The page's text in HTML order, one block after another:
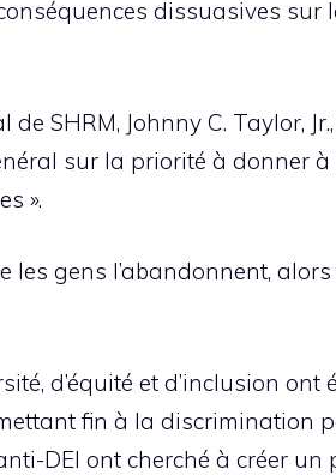
dissuasives sur
SHRM, Johnny C. Taylor,
sur la priorité à donner
».
les gens l’abandonnent,
d’équité et d’inclusion ont
fin à la discrimination
DEI ont cherché à créer un